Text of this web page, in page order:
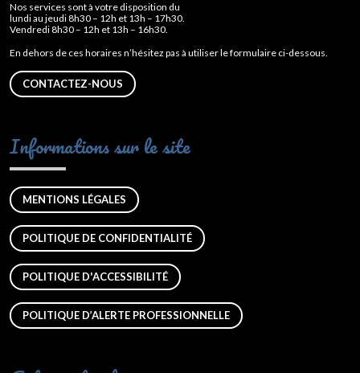
Nos services sont à votre disposition du
lundi au jeudi 8h30 – 12h et 13h – 17h30.
Vendredi 8h30 – 12h et 13h – 16h30.
En dehors de ces horaires n’hésitez pas à utiliser le formulaire ci-dessous.
CONTACTEZ-NOUS
Informations sur le site
MENTIONS LÉGALES
POLITIQUE DE CONFIDENTIALITÉ
POLITIQUE D'ACCESSIBILITÉ
POLITIQUE D’ALERTE PROFESSIONNELLE